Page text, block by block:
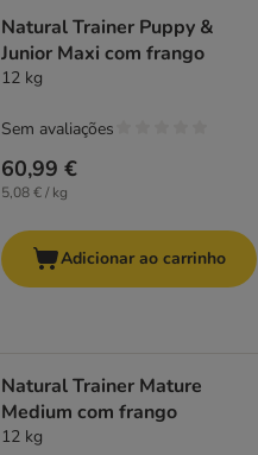
Natural Trainer Puppy &
Junior Maxi com frango
12 kg
60,99 €
5,08 € / kg
Sem avaliações
Adicionar ao carrinho
Natural Trainer Mature
Medium com frango
12 kg